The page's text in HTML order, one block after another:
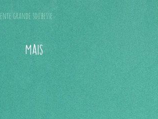
grande soubesse
Mais